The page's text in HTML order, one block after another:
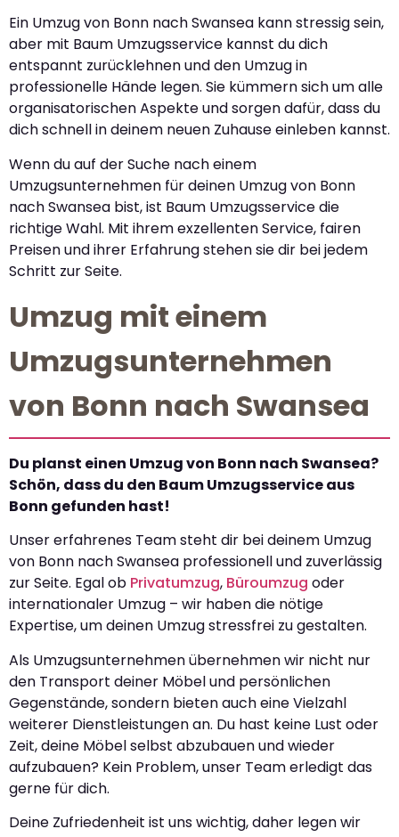
Ein Umzug von Bonn nach Swansea kann stressig sein,
aber mit Baum Umzugsservice kannst du dich
entspannt zurücklehnen und den Umzug in
professionelle Hände legen. Sie kümmern sich um alle
organisatorischen Aspekte und sorgen dafür, dass du
dich schnell in deinem neuen Zuhause einleben kannst.
Wenn du auf der Suche nach einem
Umzugsunternehmen für deinen Umzug von Bonn
nach Swansea bist, ist Baum Umzugsservice die
richtige Wahl. Mit ihrem exzellenten Service, fairen
Preisen und ihrer Erfahrung stehen sie dir bei jedem
Schritt zur Seite.
Umzug mit einem
Umzugsunternehmen
von Bonn nach Swansea
Du planst einen Umzug von Bonn nach Swansea?
Schön, dass du den Baum Umzugsservice aus
Bonn gefunden hast!
Unser erfahrenes Team steht dir bei deinem Umzug
von Bonn nach Swansea professionell und zuverlässig
zur Seite. Egal ob Privatumzug, Büroumzug oder
internationaler Umzug – wir haben die nötige
Expertise, um deinen Umzug stressfrei zu gestalten.
Als Umzugsunternehmen übernehmen wir nicht nur
den Transport deiner Möbel und persönlichen
Gegenstände, sondern bieten auch eine Vielzahl
weiterer Dienstleistungen an. Du hast keine Lust oder
Zeit, deine Möbel selbst abzubauen und wieder
aufzubauen? Kein Problem, unser Team erledigt das
gerne für dich.
Deine Zufriedenheit ist uns wichtig, daher legen wir